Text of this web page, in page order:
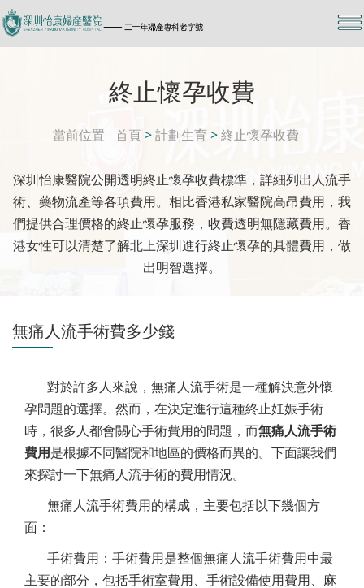
終止懷孕收費
當前位置 首頁 >計劃生育>終止懷孕收費
深圳怡康醫院公開透明終止懷孕收費標準，詳細列出人流手
術、藥物流產等各項費用。相比香港私家醫院高昂費用，我
們提供合理價格的終止懷孕服務，收費透明無隱藏費用。香
港女性可以清楚了解北上深圳進行終止懷孕的具體費用，做
出明智選擇。
無痛人流手術費多少錢
對於許多人來說，無痛人流手術是一種解決意外懷
孕問題的選擇。然而，在決定進行這種終止妊娠手術
時，很多人都會關心手術費用的問題，而無痛人流手術
費用是根據不同醫院和地區的價格而異的。下面讓我們
來探討一下無痛人流手術的費用情況。
無痛人流手術費用的構成，主要包括以下幾個方
面：
手術費用：手術費用是整個無痛人流手術費用中最
主要的部分，包括手術室費用、手術設備使用費用、麻